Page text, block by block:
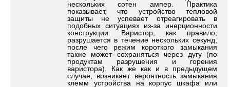
нескольких сотен ампер. Практика
показывает, что устройство тепловой
защиты не успевает отреагировать в
подобных ситуациях из-за инерционности
конструкции. Варистор, как правило,
разрушается в течение нескольких секунд,
после чего режим короткого замыкания
также может сохраняться через дугу (по
продуктам разрушения и горения
варистора). Как же как и в предыдущем
случае, возникает вероятность замыкания
клемм устройства на корпус шкафа или